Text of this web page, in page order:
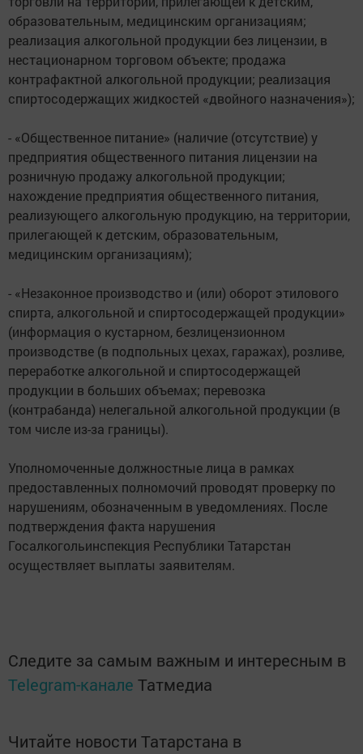
образовательным, медицинским организациям;
реализация алкогольной продукции без лицензии, в
нестационарном торговом объекте; продажа
контрафактной алкогольной продукции; реализация
спиртосодержащих жидкостей «двойного назначения»);
- «Общественное питание» (наличие (отсутствие) у
предприятия общественного питания лицензии на
розничную продажу алкогольной продукции;
нахождение предприятия общественного питания,
реализующего алкогольную продукцию, на территории,
прилегающей к детским, образовательным,
медицинским организациям);
- «Незаконное производство и (или) оборот этилового
спирта, алкогольной и спиртосодержащей продукции»
(информация о кустарном, безлицензионном
производстве (в подпольных цехах, гаражах), розливе,
переработке алкогольной и спиртосодержащей
продукции в больших объемах; перевозка
(контрабанда) нелегальной алкогольной продукции (в
том числе из-за границы).
Уполномоченные должностные лица в рамках
предоставленных полномочий проводят проверку по
нарушениям, обозначенным в уведомлениях. После
подтверждения факта нарушения
Госалкогольинспекция Республики Татарстан
осуществляет выплаты заявителям.
Следите за самым важным и интересным в
Telegram-канале Татмедиа
Читайте новости Татарстана в